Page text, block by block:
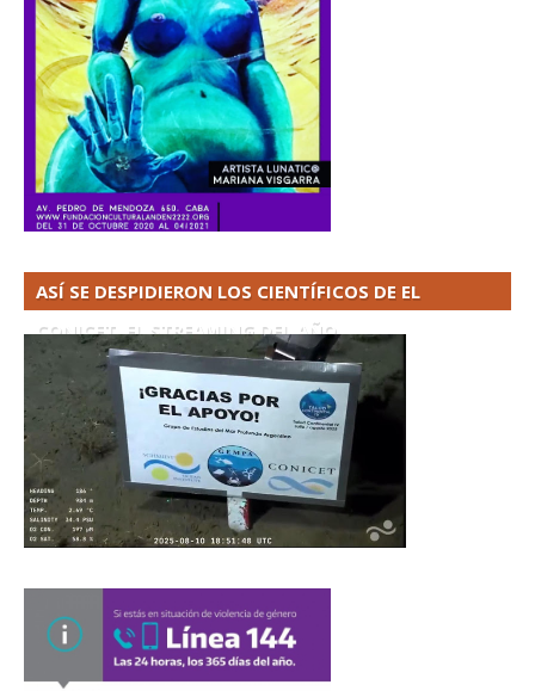
ASÍ SE DESPIDIERON LOS CIENTÍFICOS DE EL
CONICET. EL STREAMING DEL AÑO